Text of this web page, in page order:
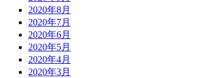
2020年8月
2020年7月
2020年6月
2020年5月
2020年4月
2020年3月